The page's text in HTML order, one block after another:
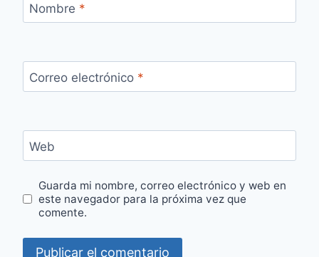
Nombre *
Correo electrónico *
Web
Guarda mi nombre, correo electrónico y web en
este navegador para la próxima vez que
comente.